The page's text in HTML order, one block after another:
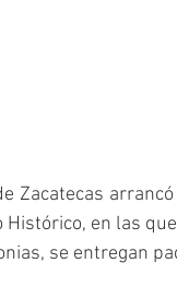
Zacatecas
Histórico, en las
se entregan